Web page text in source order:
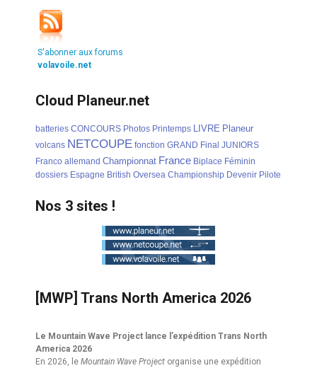
S'abonner aux forums
volavoile.net
Cloud Planeur.net
batteries CONCOURS Photos Printemps LIVRE Planeur
volcans NETCOUPE fonction GRAND Final JUNIORS
Franco allemand Championnat France Biplace Féminin
dossiers Espagne British Oversea Championship Devenir Pilote
Nos 3 sites !
[MWP] Trans North America 2026
Le Mountain Wave Project lance l’expédition Trans North
America 2026
En 2026, le Mountain Wave Project organise une expédition